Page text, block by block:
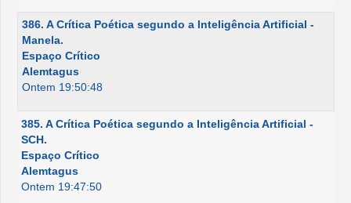
386. A Crítica Poética segundo a Inteligência Artificial -
Manela.
Espaço Crítico
Alemtagus
Ontem 19:50:48
385. A Crítica Poética segundo a Inteligência Artificial -
SCH.
Espaço Crítico
Alemtagus
Ontem 19:47:50